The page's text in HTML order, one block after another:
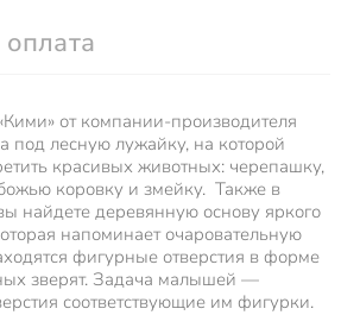
от компании-производителя
под лесную лужайку, на которой
красивых животных: черепашку,
коровку и змейку. Также в
найдете деревянную основу яркого
напоминает очаровательную
фигурные отверстия в форме
зверят. Задача малышей —
соответствующие им фигурки.